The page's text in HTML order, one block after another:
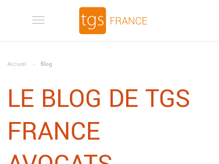
Accueil Blog
LE BLOG DE TGS
FRANCE